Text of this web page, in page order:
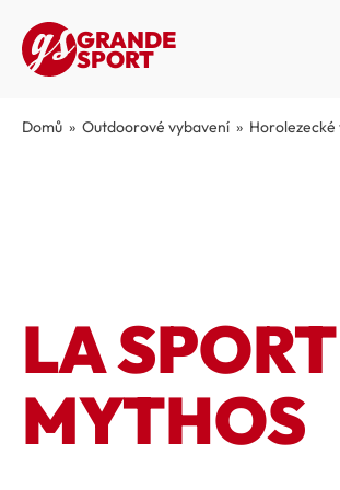
GRANDE
SPORT
Domů » Outdoorové vybavení »
LA
MYTHOS